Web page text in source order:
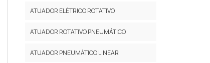
ATUADOR ELÉTRICO ROTATIVO
ATUADOR ROTATIVO PNEUMÁTICO
ATUADOR PNEUMÁTICO LINEAR